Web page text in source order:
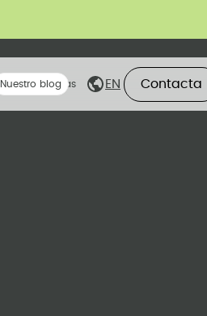
compartidas
Nuestro blog EN Contacta